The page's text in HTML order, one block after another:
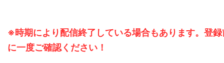
※時期により配信終了している場合もあります。登録
に一度ご確認ください！